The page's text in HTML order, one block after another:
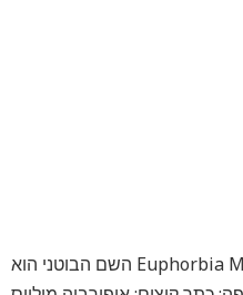
השם הבוטני הוא Euphorbia Milii. האנשים מכנים את המין: